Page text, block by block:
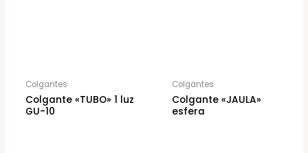
Colgantes
Colgante «TUBO» 1 luz
GU-10
Colgantes
Colgante «JAULA»
esfera